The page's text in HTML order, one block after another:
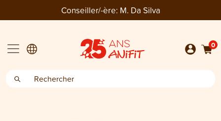
Conseiller/-ère: M. Da Silva
0